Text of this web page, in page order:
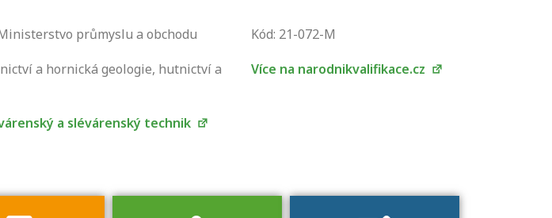
průmyslu a obchodu
a hornická geologie, hutnictví a
a slévárenský technik
Kód: 21-072-M
Více na narodnikvalifikace.cz
ke
kdo vás
určitá kvalifikace.